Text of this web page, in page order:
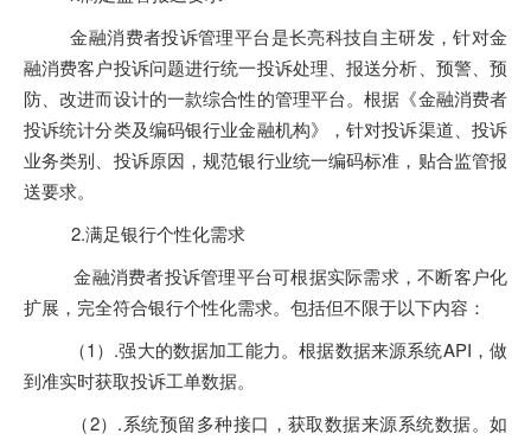
金融消费者投诉管理平台是长亮科技自主研发，针对金
融消费客户投诉问题进行统一投诉处理、报送分析、预警、预
防、改进而设计的一款综合性的管理平台。根据《金融消费者
投诉统计分类及编码银行业金融机构》，针对投诉渠道、投诉
业务类别、投诉原因，规范银行业统一编码标准，贴合监管报
送要求。
2.满足银行个性化需求
金融消费者投诉管理平台可根据实际需求，不断客户化
扩展，完全符合银行个性化需求。包括但不限于以下内容：
（1）.强大的数据加工能力。根据数据来源系统API，做
到准实时获取投诉工单数据。
（2）.系统预留多种接口，获取数据来源系统数据。如